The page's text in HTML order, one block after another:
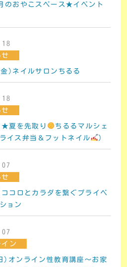
のおやこスペース★イベント
)ネイルサロンちるる
夏を先取り ちるるマルシェ
ライス弁当＆フットネイル ）
コロとカラダを繋ぐプライベ
ョン
ン
)オンライン性教育講座～お家